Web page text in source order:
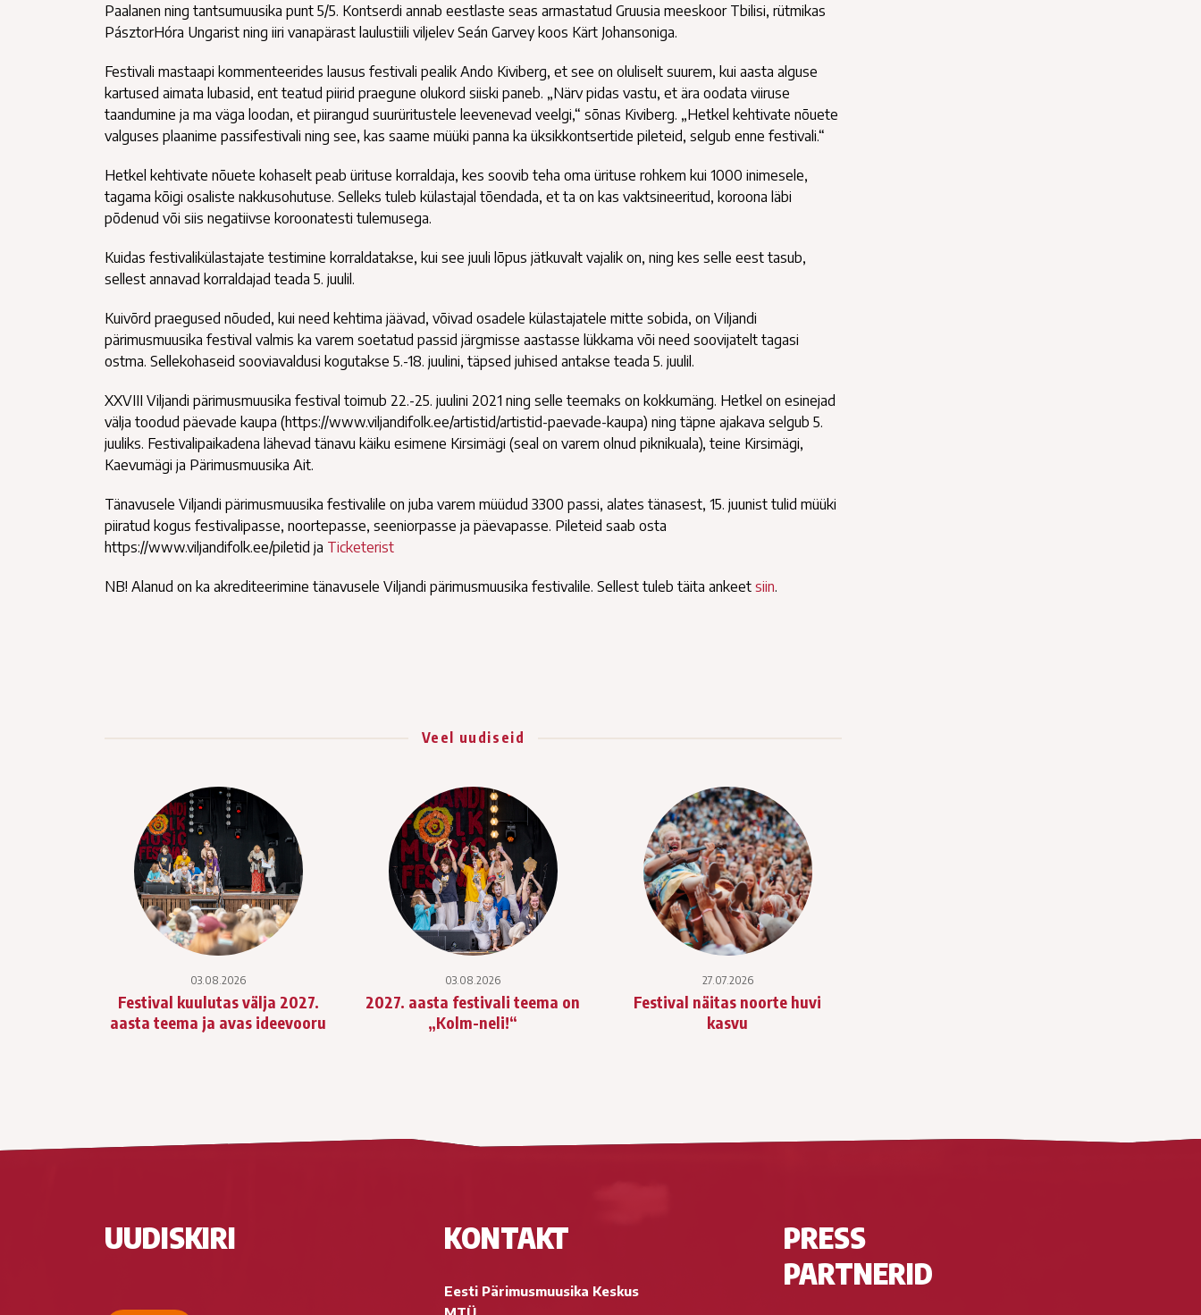
Paalanen ning tantsumuusika punt 5/5. Kontserdi annab eestlaste seas armastatud Gruusia meeskoor Tbilisi, rütmikas
PásztorHóra Ungarist ning iiri vanapärast laulustiili viljelev Seán Garvey koos Kärt Johansoniga.
Festivali mastaapi kommenteerides lausus festivali pealik Ando Kiviberg, et see on oluliselt suurem, kui aasta alguse
kartused aimata lubasid, ent teatud piirid praegune olukord siiski paneb. „Närv pidas vastu, et ära oodata viiruse
taandumine ja ma väga loodan, et piirangud suurüritustele leevenevad veelgi,“ sõnas Kiviberg. „Hetkel kehtivate nõuete
valguses plaanime passifestivali ning see, kas saame müüki panna ka üksikkontsertide pileteid, selgub enne festivali.“
Hetkel kehtivate nõuete kohaselt peab ürituse korraldaja, kes soovib teha oma ürituse rohkem kui 1000 inimesele,
tagama kõigi osaliste nakkusohutuse. Selleks tuleb külastajal tõendada, et ta on kas vaktsineeritud, koroona läbi
põdenud või siis negatiivse koroonatesti tulemusega.
Kuidas festivalikülastajate testimine korraldatakse, kui see juuli lõpus jätkuvalt vajalik on, ning kes selle eest tasub,
sellest annavad korraldajad teada 5. juulil.
Kuivõrd praegused nõuded, kui need kehtima jäävad, võivad osadele külastajatele mitte sobida, on Viljandi
pärimusmuusika festival valmis ka varem soetatud passid järgmisse aastasse lükkama või need soovijatelt tagasi
ostma. Sellekohaseid sooviavaldusi kogutakse 5.-18. juulini, täpsed juhised antakse teada 5. juulil.
XXVIII Viljandi pärimusmuusika festival toimub 22.-25. juulini 2021 ning selle teemaks on kokkumäng. Hetkel on esinejad
välja toodud päevade kaupa (https://www.viljandifolk.ee/artistid/artistid-paevade-kaupa) ning täpne ajakava selgub 5.
juuliks. Festivalipaikadena lähevad tänavu käiku esimene Kirsimägi (seal on varem olnud piknikuala), teine Kirsimägi,
Kaevumägi ja Pärimusmuusika Ait.
Tänavusele Viljandi pärimusmuusika festivalile on juba varem müüdud 3300 passi, alates tänasest, 15. juunist tulid müüki
piiratud kogus festivalipasse, noortepasse, seeniorpasse ja päevapasse. Pileteid saab osta
https://www.viljandifolk.ee/piletid ja Ticketerist
NB! Alanud on ka akrediteerimine tänavusele Viljandi pärimusmuusika festivalile. Sellest tuleb täita ankeet siin.
Veel uudiseid
03.08.2026
Festival kuulutas välja 2027.
aasta teema ja avas ideevooru
03.08.2026
2027. aasta festivali teema on
„Kolm-neli!“
27.07.2026
Festival näitas noorte huvi
kasvu
UUDISKIRI KONTAKT
Eesti Pärimusmuusika Keskus
PRESS
PARTNERID